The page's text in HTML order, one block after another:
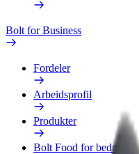
Bolt for Business
Fordeler
Arbeidsprofil
Produkter
Bolt Food for bedrifter